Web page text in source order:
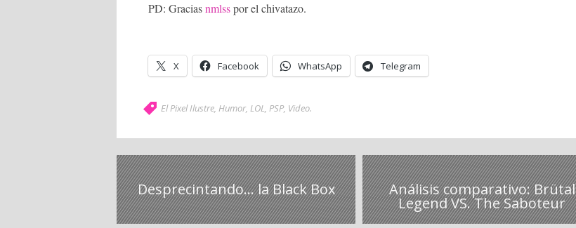
PD: Graciasnmlsspor el chivatazo.
X Facebook WhatsApp Telegram
El Pixel Ilustre, Humor, LOL, PSP, Video.
Desprecintando... la Black Box Análisis comparativo: Brütal
Legend VS. The Saboteur